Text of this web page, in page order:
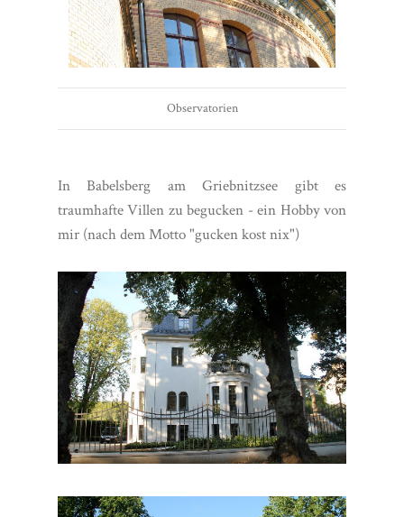
Observatorien
In Babelsberg am Griebnitzsee gibt es
traumhafte Villen zu begucken - ein Hobby von
mir (nach dem Motto "gucken kost nix")